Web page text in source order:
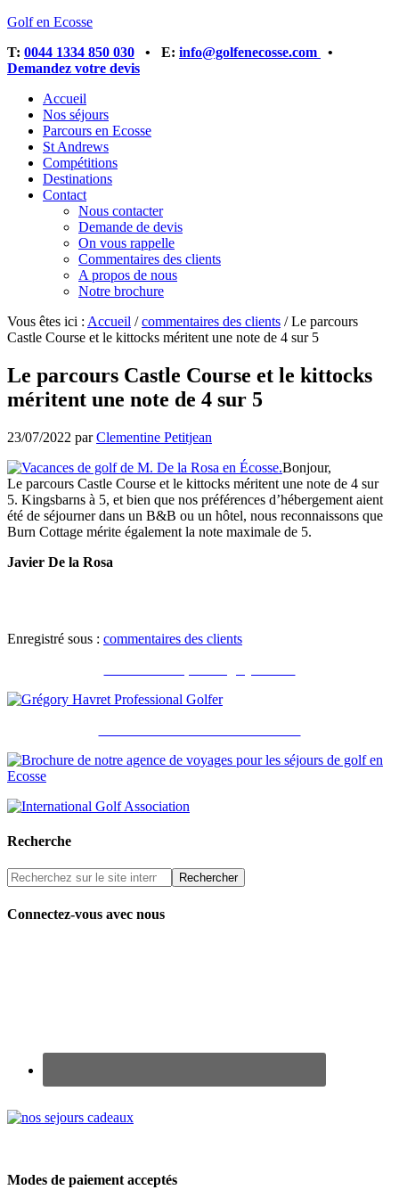
Golf en Ecosse
T: 0044 1334 850 030 • E: info@golfenecosse.com
•
Demandez votre devis
Accueil
Nos séjours
Parcours en Ecosse
St Andrews
Compétitions
Destinations
Contact
Nous contacter
Demande de devis
On vous rappelle
Commentaires des clients
A propos de nous
Notre brochure
Vous êtes ici : Accueil / commentaires des clients /Le parcours
Castle Course et le kittocks méritent une note de 4 sur 5
Le parcours Castle Course et le kittocks
méritent une note de 4 sur 5
23/07/2022 parClementine Petitjean
Bonjour,
Le parcours Castle Course et le kittocks méritent une note de 4 sur
5. Kingsbarns à 5, et bien que nos préférences d’hébergement aient
été de séjourner dans un B&B ou un hôtel, nous reconnaissons que
Burn Cottage mérite également la note maximale de 5.
Javier De la Rosa
Enregistré sous : commentaires des clients
Recherche
Connectez-vous avec nous
Modes de paiement acceptés